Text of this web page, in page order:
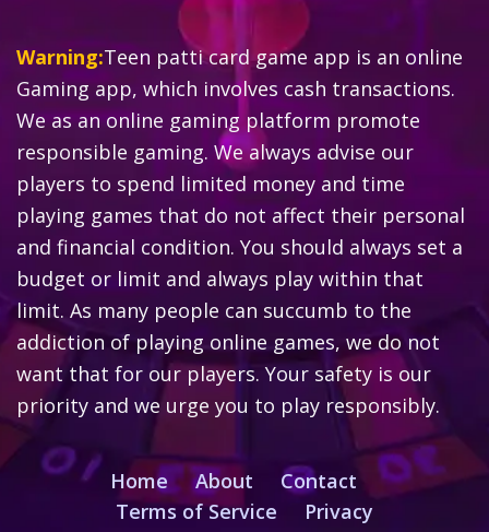
Warning:Teen patti card game app is an online
Gaming app, which involves cash transactions.
We as an online gaming platform promote
responsible gaming. We always advise our
players to spend limited money and time
playing games that do not affect their personal
and financial condition. You should always set a
budget or limit and always play within that
limit. As many people can succumb to the
addiction of playing online games, we do not
want that for our players. Your safety is our
priority and we urge you to play responsibly.
Home About
Contact
Terms of Service
Privacy